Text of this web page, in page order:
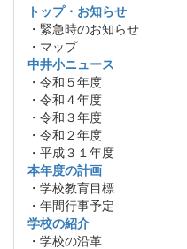
トップ・お知らせ
・緊急時のお知らせ
・マップ
中井小ニュース
・令和５年度
・令和４年度
・令和３年度
・令和２年度
・平成３１年度
本年度の計画
・学校教育目標
・年間行事予定
学校の紹介
・学校の沿革